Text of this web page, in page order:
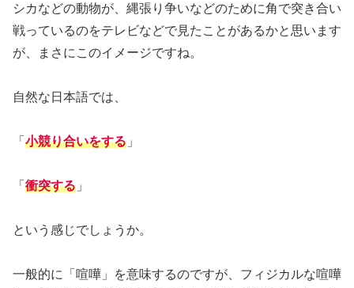
シカなどの動物が、縄張り争いなどのために角で突き合い
戦っているのをテレビなどで見たことがあるかと思います
が、まさにこのイメージですね。
自然な日本語では、
「 小競り合いをする 」
「 衝突する 」
という感じでしょうか。
一般的に「喧嘩」を意味するのですが、フィジカルな喧嘩